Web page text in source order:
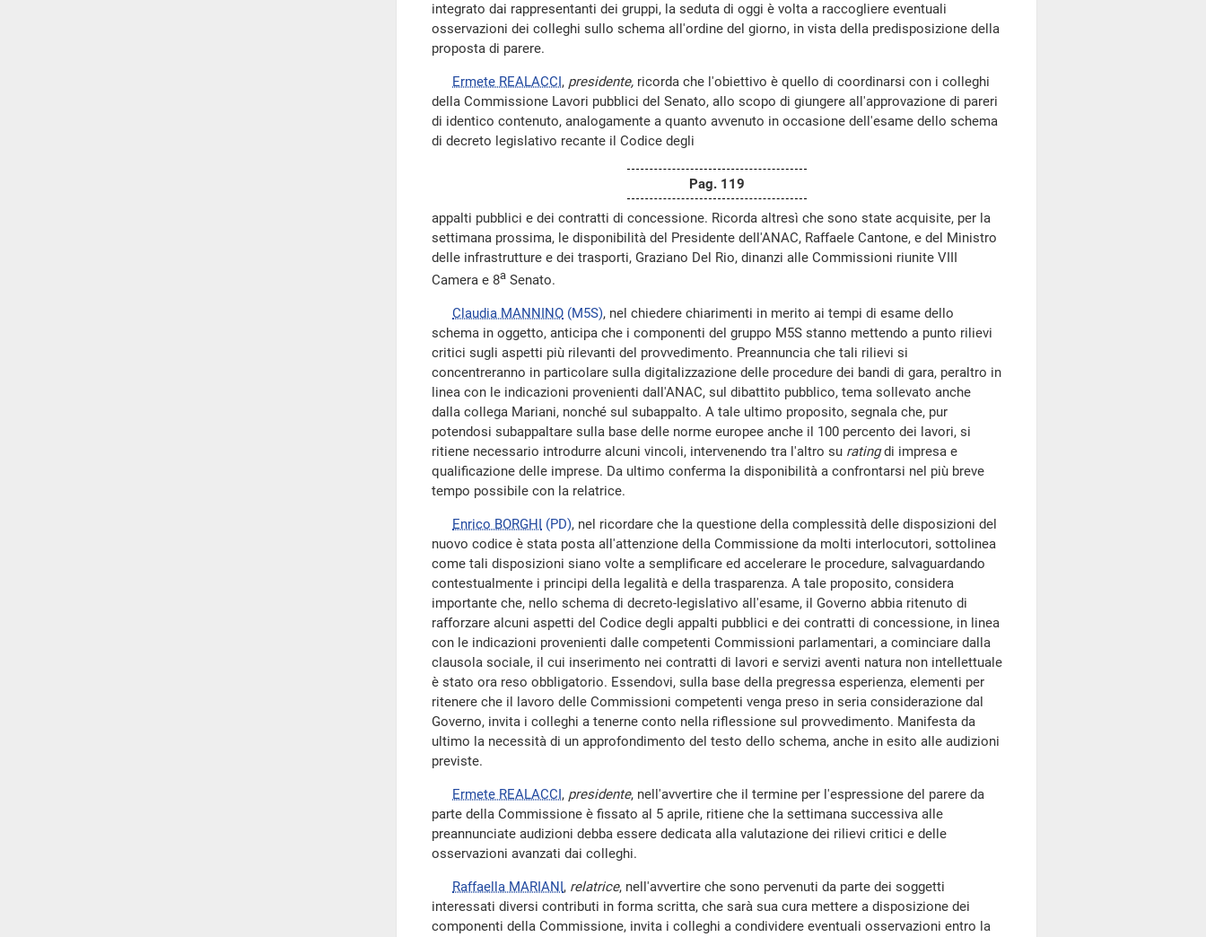
integrato dai rappresentanti dei gruppi, la seduta di oggi è volta a raccogliere eventuali
osservazioni dei colleghi sullo schema all'ordine del giorno, in vista della predisposizione della
proposta di parere.
Ermete REALACCI, presidente, ricorda che l'obiettivo è quello di coordinarsi con i colleghi
della Commissione Lavori pubblici del Senato, allo scopo di giungere all'approvazione di pareri
di identico contenuto, analogamente a quanto avvenuto in occasione dell'esame dello schema
di decreto legislativo recante il Codice degli
Pag. 119
appalti pubblici e dei contratti di concessione. Ricorda altresì che sono state acquisite, per la
settimana prossima, le disponibilità del Presidente dell'ANAC, Raffaele Cantone, e del Ministro
delle infrastrutture e dei trasporti, Graziano Del Rio, dinanzi alle Commissioni riunite VIII
Camera e 8a Senato.
Claudia MANNINO (M5S), nel chiedere chiarimenti in merito ai tempi di esame dello
schema in oggetto, anticipa che i componenti del gruppo M5S stanno mettendo a punto rilievi
critici sugli aspetti più rilevanti del provvedimento. Preannuncia che tali rilievi si
concentreranno in particolare sulla digitalizzazione delle procedure dei bandi di gara, peraltro in
linea con le indicazioni provenienti dall'ANAC, sul dibattito pubblico, tema sollevato anche
dalla collega Mariani, nonché sul subappalto. A tale ultimo proposito, segnala che, pur
potendosi subappaltare sulla base delle norme europee anche il 100 percento dei lavori, si
ritiene necessario introdurre alcuni vincoli, intervenendo tra l'altro su ratingdi impresa e
qualificazione delle imprese. Da ultimo conferma la disponibilità a confrontarsi nel più breve
tempo possibile con la relatrice.
Enrico BORGHI (PD), nel ricordare che la questione della complessità delle disposizioni del
nuovo codice è stata posta all'attenzione della Commissione da molti interlocutori, sottolinea
come tali disposizioni siano volte a semplificare ed accelerare le procedure, salvaguardando
contestualmente i principi della legalità e della trasparenza. A tale proposito, considera
importante che, nello schema di decreto-legislativo all'esame, il Governo abbia ritenuto di
rafforzare alcuni aspetti del Codice degli appalti pubblici e dei contratti di concessione, in linea
con le indicazioni provenienti dalle competenti Commissioni parlamentari, a cominciare dalla
clausola sociale, il cui inserimento nei contratti di lavori e servizi aventi natura non intellettuale
è stato ora reso obbligatorio. Essendovi, sulla base della pregressa esperienza, elementi per
ritenere che il lavoro delle Commissioni competenti venga preso in seria considerazione dal
Governo, invita i colleghi a tenerne conto nella riflessione sul provvedimento. Manifesta da
ultimo la necessità di un approfondimento del testo dello schema, anche in esito alle audizioni
previste.
Ermete REALACCI, presidente, nell'avvertire che il termine per l'espressione del parere da
parte della Commissione è fissato al 5 aprile, ritiene che la settimana successiva alle
preannunciate audizioni debba essere dedicata alla valutazione dei rilievi critici e delle
osservazioni avanzati dai colleghi.
Raffaella MARIANI, relatrice, nell'avvertire che sono pervenuti da parte dei soggetti
interessati diversi contributi in forma scritta, che sarà sua cura mettere a disposizione dei
componenti della Commissione, invita i colleghi a condividere eventuali osservazioni entro la